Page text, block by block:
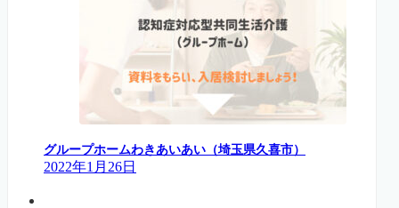
グループホームわきあいあい（埼玉県久喜市）
2022年1月26日